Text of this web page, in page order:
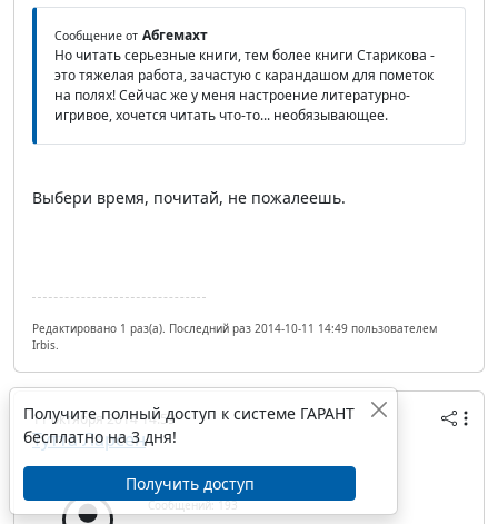
Сообщение от Абгемахт
Но читать серьезные книги, тем более книги Старикова -
это тяжелая работа, зачастую с карандашом для пометок
на полях! Сейчас же у меня настроение литературно-
игривое, хочется читать что-то... необязывающее.
Выбери время, почитай, не пожалеешь.
Редактировано 1 раз(а). Последний раз 2014-10-11 14:49 пользователем
Irbis.
11 октября 2014 14:59
Тутта Ларсен
Дата регистрации: 08.03.2009
Сообщений: 193
Получите полный доступ к системе ГАРАНТ
бесплатно на 3 дня!
Получить доступ